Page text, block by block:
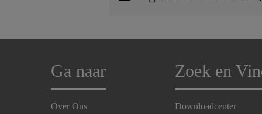
Ga naar
Over Ons
Zoek en
Downloadcenter